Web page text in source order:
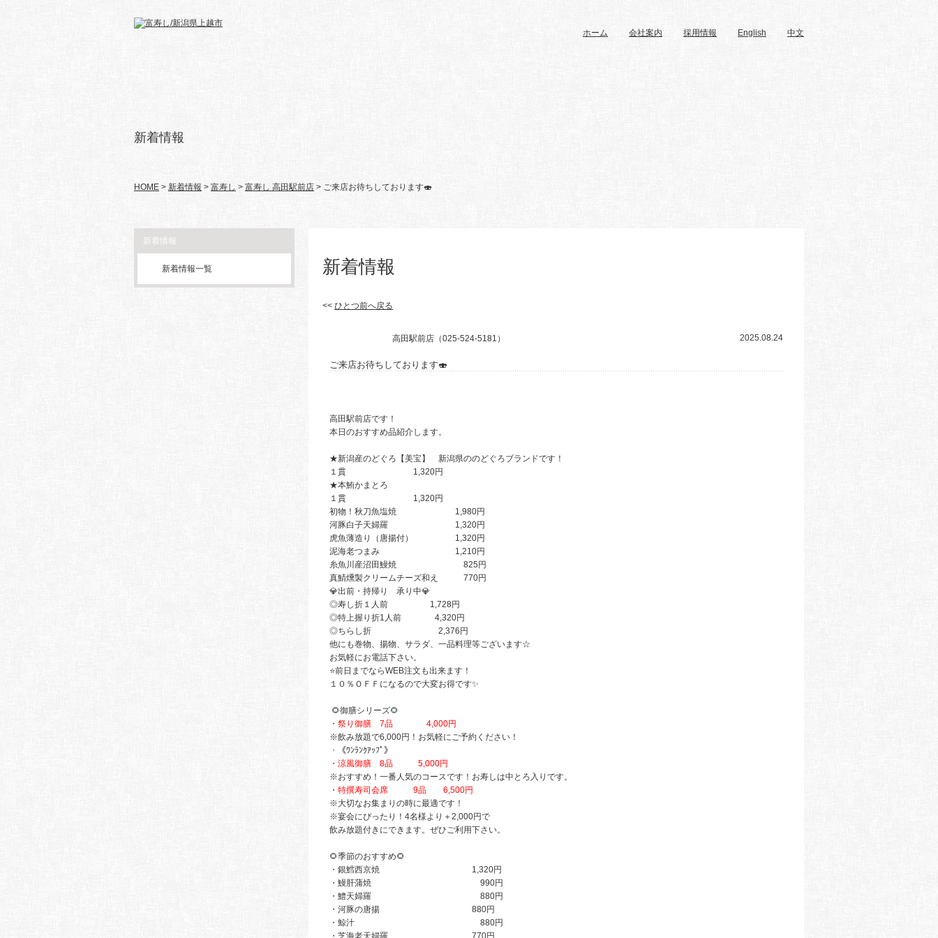
ホーム 会社案内 採用情報 English 中文
新着情報
HOME > 新着情報 > 富寿し > 富寿し 高田駅前店 > ご来店お待ちしております🍣
新着情報
新着情報一覧 新着情報
<< ひとつ前へ戻る
高田駅前店（025-524-5181） 2025.08.24
ご来店お待ちしております🍣
高田駅前店です！
本日のおすすめ品紹介します。
★新潟産のどぐろ【美宝】 新潟県ののどぐろブランドです！
１貫 1,320円
★本鮪かまとろ
１貫 1,320円
初物！秋刀魚塩焼 1,980円
河豚白子天婦羅 1,320円
虎魚薄造り（唐揚付） 1,320円
泥海老つまみ 1,210円
糸魚川産沼田鰻焼 825円
真鯖燻製クリームチーズ和え 770円
💎出前・持帰り 承り中💎
◎寿し折１人前 1,728円
◎特上握り折1人前 4,320円
◎ちらし折 2,376円
他にも巻物、揚物、サラダ、一品料理等ございます☆
お気軽にお電話下さい。
⭐前日までならWEB注文も出来ます！
１０％ＯＦＦになるので大変お得です✨
🌻御膳シリーズ🌻
・ 祭り御膳 7品 4,000円
※飲み放題で6,000円！お気軽にご予約ください！
・《ﾜﾝﾗﾝｸｱｯﾌﾟ》
・涼風御膳 8品 5,000円
※おすすめ！一番人気のコースです！お寿しは中とろ入りです。
・ 特撰寿司会席 9品 6,500円
※大切なお集まりの時に最適です！
※宴会にぴったり！4名様より＋2,000円で
飲み放題付きにできます。ぜひご利用下さい。
🌻季節のおすすめ🌻
・銀鱈西京焼 1,320円
・鰻肝蒲焼 990円
・鱧天婦羅 880円
・河豚の唐揚 880円
・鯨汁 880円
・芝海老天婦羅 770円